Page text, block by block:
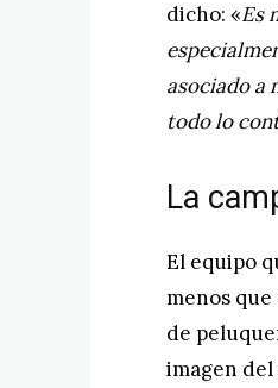
dicho: «Es
asociado a
todo lo
La
El equipo
menos
de
imagen del